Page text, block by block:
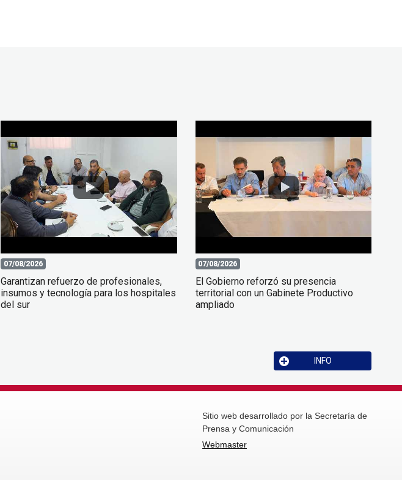
07/08/2026
Garantizan refuerzo de profesionales,
insumos y tecnología para los hospitales
del sur
07/08/2026
El Gobierno reforzó su presencia
territorial con un Gabinete Productivo
ampliado
INFO
Sitio web desarrollado por la Secretaría de
Prensa y Comunicación
Webmaster